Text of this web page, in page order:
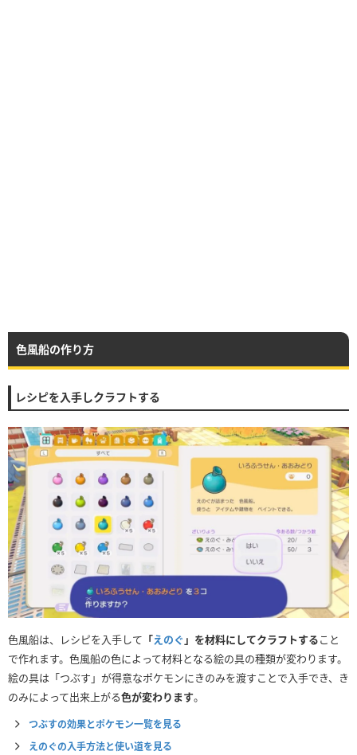
色風船の作り方
レシピを入手しクラフトする
色風船は、レシピを入手して 「えのぐ 」を材料にしてクラフトすること
で作れます。色風船の色によって材料となる絵の具の種類が変わります。
絵の具は「つぶす」が得意なポケモンにきのみを渡すことで入手でき、き
のみによって出来上がる色が変わります。
つぶすの効果とポケモン一覧を見る
えのぐの入手方法と使い道を見る